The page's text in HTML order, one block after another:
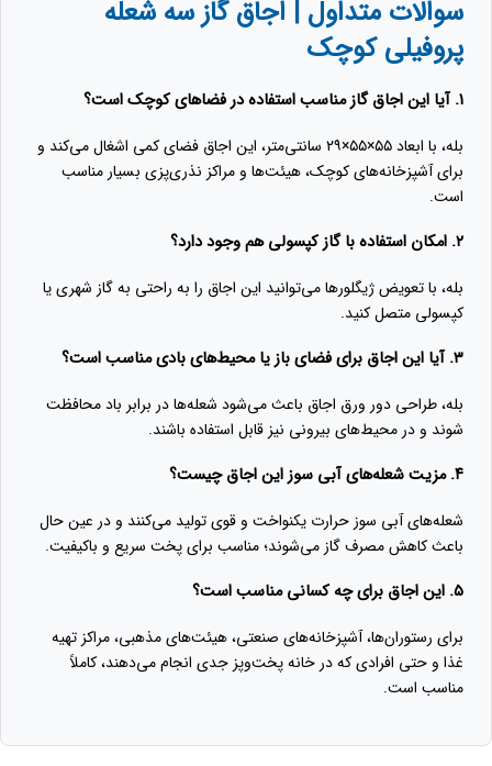
سوالات متداول | اجاق گاز سه شعله
پروفیلی کوچک
۱. آیا این اجاق گاز مناسب استفاده در فضاهای کوچک است؟
بله، با ابعاد ۵۵×۵۵×۲۹ سانتی‌متر، این اجاق فضای کمی اشغال می‌کند و
برای آشپزخانه‌های کوچک، هیئت‌ها و مراکز نذری‌پزی بسیار مناسب
است.
۲. امکان استفاده با گاز کپسولی هم وجود دارد؟
بله، با تعویض ژیگلورها می‌توانید این اجاق را به راحتی به گاز شهری یا
کپسولی متصل کنید.
۳. آیا این اجاق برای فضای باز یا محیط‌های بادی مناسب است؟
بله، طراحی دور ورق اجاق باعث می‌شود شعله‌ها در برابر باد محافظت
شوند و در محیط‌های بیرونی نیز قابل استفاده باشند.
۴. مزیت شعله‌های آبی سوز این اجاق چیست؟
شعله‌های آبی سوز حرارت یکنواخت و قوی تولید می‌کنند و در عین حال
باعث کاهش مصرف گاز می‌شوند؛ مناسب برای پخت سریع و باکیفیت.
۵. این اجاق برای چه کسانی مناسب است؟
برای رستوران‌ها، آشپزخانه‌های صنعتی، هیئت‌های مذهبی، مراکز تهیه
غذا و حتی افرادی که در خانه پخت‌وپز جدی انجام می‌دهند، کاملاً
مناسب است.